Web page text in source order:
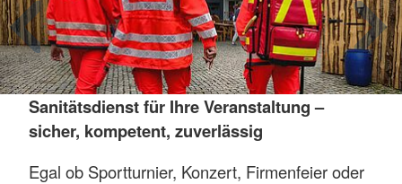
Sanitätsdienst für Ihre Veranstaltung –
sicher, kompetent, zuverlässig
Egal ob Sportturnier, Konzert, Firmenfeier oder